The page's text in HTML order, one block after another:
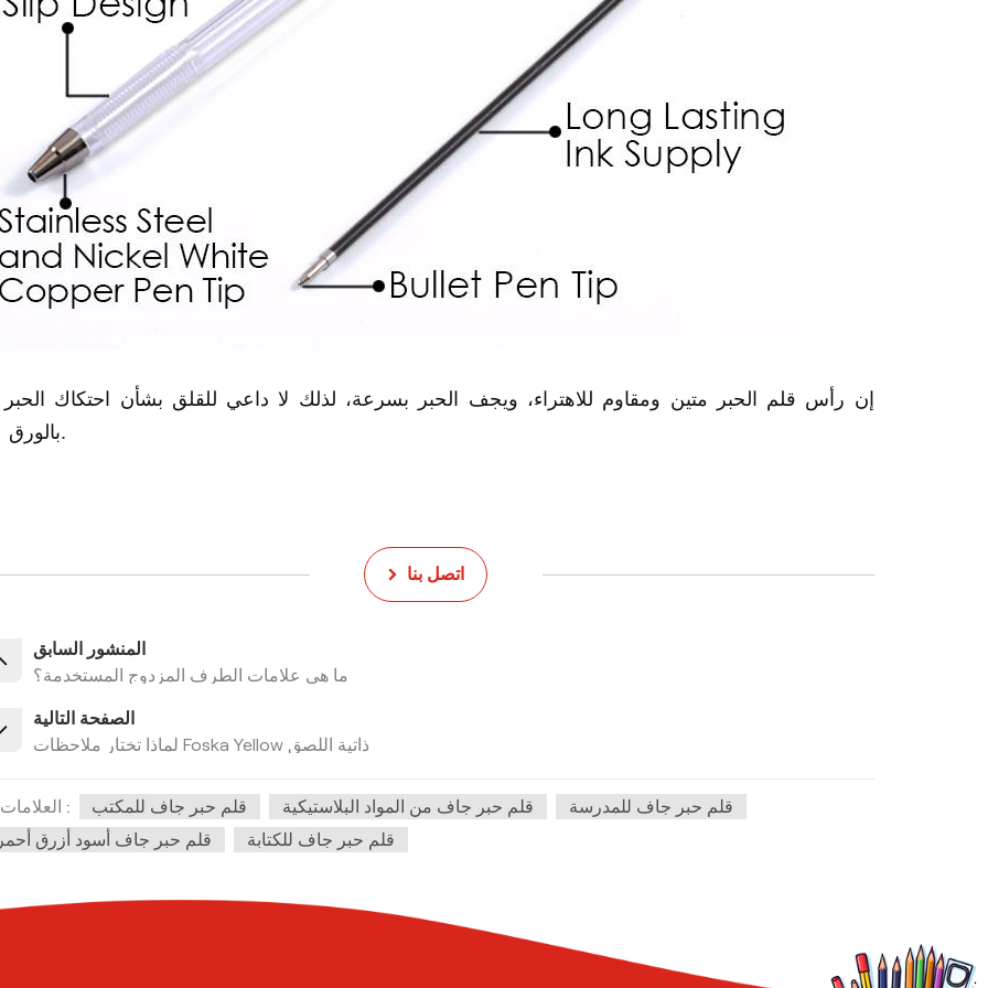
بالورق.
اتصل بنا
المنشور السابق
ما هي علامات الطرف المزدوج المستخدمة؟
الصفحة التالية
لماذا تختار ملاحظات Foska Yellow ذاتية اللصق
العلامات : قلم حبر جاف للمكتب قلم حبر جاف من المواد البلاستيكية
قلم حبر جاف للمدرسة
قلم حبر جاف أسود أزرق أحمر
قلم حبر جاف للكتابة